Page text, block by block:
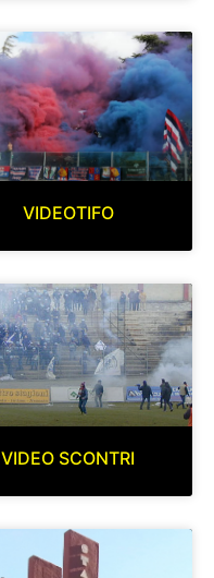
VIDEOTIFO
VIDEO SCONTRI